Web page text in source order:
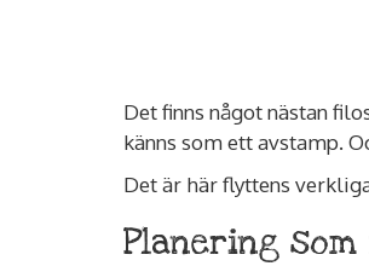
Det finns något nästan
känns som ett avstamp.
Det är här flyttens
Planering